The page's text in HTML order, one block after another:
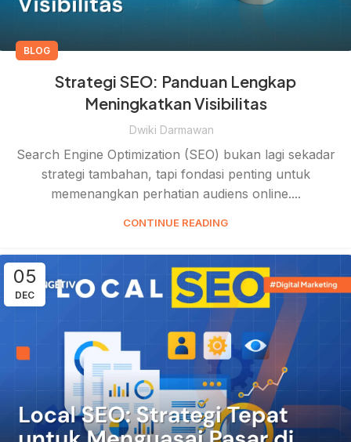
BLOG
Strategi SEO: Panduan Lengkap
Meningkatkan Visibilitas
Dwiki Darmawan
Search Engine Optimization (SEO) bukan lagi sekadar
strategi tambahan, tapi fondasi penting untuk
memenangkan perhatian audiens online....
CONTINUE READING
05
DEC